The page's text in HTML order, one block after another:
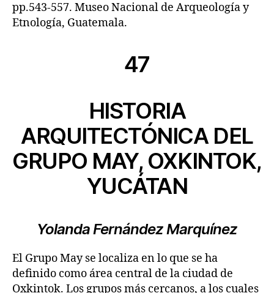
pp.543-557. Museo Nacional de Arqueología y
Etnología, Guatemala.
47
HISTORIA
ARQUITECTÓNICA DEL
GRUPO MAY, OXKINTOK,
YUCÁTAN
Yolanda Fernández Marquínez
El Grupo May se localiza en lo que se ha
definido como área central de la ciudad de
Oxkintok. Los grupos más cercanos, a los cuales